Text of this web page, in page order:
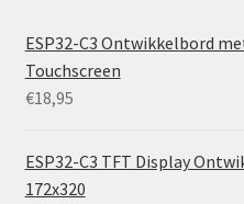
ESP32-C3 Ontwikkelbord
Touchscreen
€18,95
ESP32-C3 TFT Display
172x320